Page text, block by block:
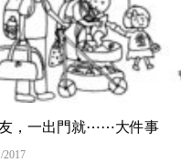
，一出門就⋯⋯大件事
2017